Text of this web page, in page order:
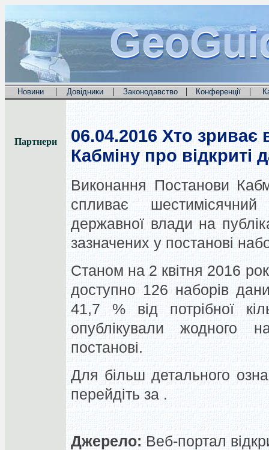
Новини | Довідники | Законодавство | Конференції |
Партнери 06.04.2016 Хто зриває
Кабміну про відкриті
Виконання Постанови
спливає
державної влади на
зазначених у постанові
Станом на 2 квітня 2016
доступно 126 наборів
41,7 % від потрібної
опублікували жодного
постанові.
Для більш детального
перейдіть за .
Джерело: Веб-портал